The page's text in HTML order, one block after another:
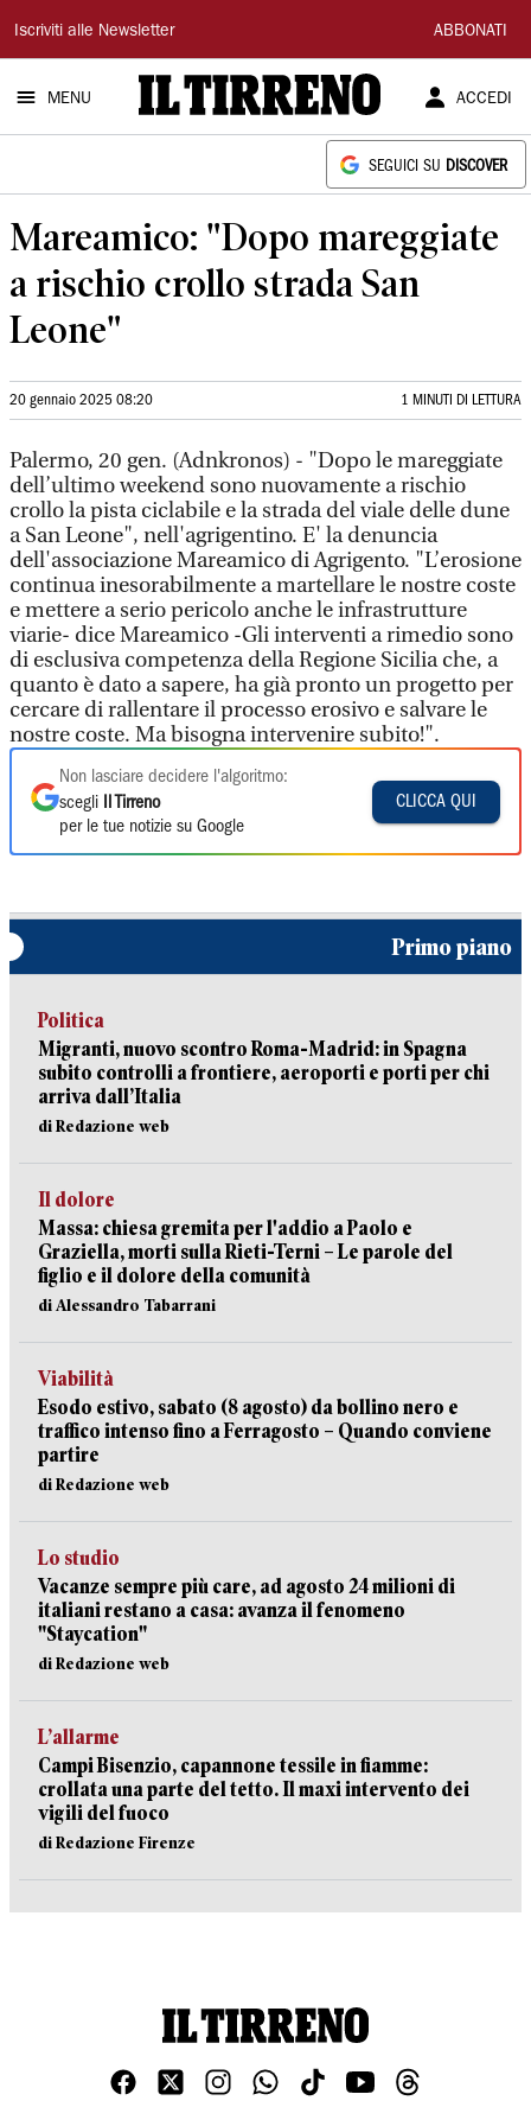
Il
Tirreno
Iscriviti alle Newsletter ABBONATI
MENU ACCEDI
SEGUICI SU DISCOVER
Mareamico: "Dopo mareggiate
a rischio crollo strada San
Leone"
20 gennaio 2025 08:20 1 MINUTI DI LETTURA
Palermo, 20 gen. (Adnkronos) - "Dopo le mareggiate
dell’ultimo weekend sono nuovamente a rischio
crollo la pista ciclabile e la strada del viale delle dune
a San Leone", nell'agrigentino. E' la denuncia
dell'associazione Mareamico di Agrigento. "L’erosione
continua inesorabilmente a martellare le nostre coste
e mettere a serio pericolo anche le infrastrutture
viarie- dice Mareamico -Gli interventi a rimedio sono
di esclusiva competenza della Regione Sicilia che, a
quanto è dato a sapere, ha già pronto un progetto per
cercare di rallentare il processo erosivo e salvare le
nostre coste. Ma bisogna intervenire subito!".
Non lasciare decidere l'algoritmo:
scegli
Il Tirreno
per le tue notizie su Google
CLICCA QUI
Primo piano
Politica
Migranti, nuovo scontro Roma-Madrid: in Spagna
subito controlli a frontiere, aeroporti e porti per chi
arriva dall’Italia
di Redazione web
Il dolore
Massa: chiesa gremita per l'addio a Paolo e
Graziella, morti sulla Rieti-Terni – Le parole del
figlio e il dolore della comunità
di Alessandro Tabarrani
Viabilità
Esodo estivo, sabato (8 agosto) da bollino nero e
traffico intenso fino a Ferragosto – Quando conviene
partire
di Redazione web
Lo studio
Vacanze sempre più care, ad agosto 24 milioni di
italiani restano a casa: avanza il fenomeno
"Staycation"
di Redazione web
L’allarme
Campi Bisenzio, capannone tessile in fiamme:
crollata una parte del tetto. Il maxi intervento dei
vigili del fuoco
di Redazione Firenze